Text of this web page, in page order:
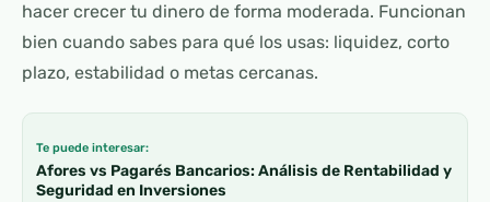
hacer crecer tu dinero de forma moderada. Funcionan
bien cuando sabes para qué los usas: liquidez, corto
plazo, estabilidad o metas cercanas.
Te puede interesar:
Afores vs Pagarés Bancarios: Análisis de Rentabilidad y
Seguridad en Inversiones